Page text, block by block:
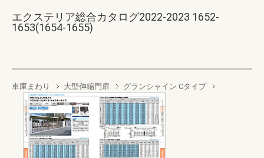
エクステリア総合カタログ2022-2023 1652-
1653(1654-1655)
車庫まわり 大型伸縮門扉 グランシャイン Cタイプ